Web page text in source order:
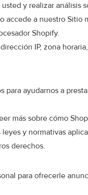
y realizar análisis
accede a nuestro
Shopify.
IP, zona
ayudarnos a
más sobre cómo
y normativas
derechos.
para ofrecerle